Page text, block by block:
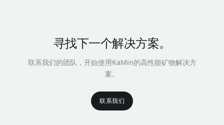
寻找下一个解决方案。
联系我们的团队，开始使用KaMin的高性能矿物解决方
案。
联系我们
联系我们